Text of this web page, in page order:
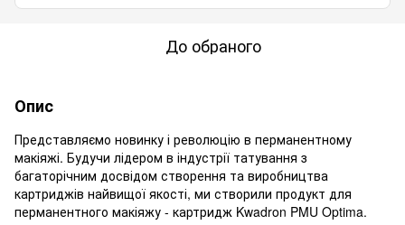
До обраного
Опис
Представляємо новинку і революцію в перманентному
макіяжі. Будучи лідером в індустрії татування з
багаторічним досвідом створення та виробництва
картриджів найвищої якості, ми створили продукт для
перманентного макіяжу - картридж Kwadron PMU Optima.